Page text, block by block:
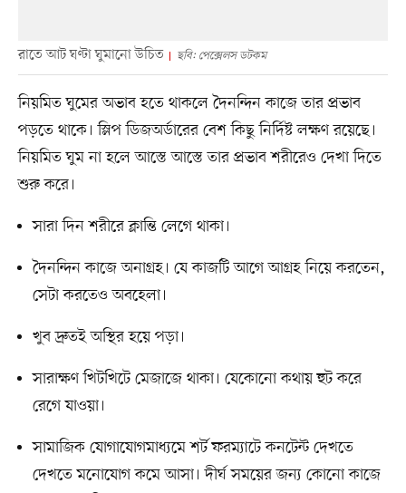
রাতে আট ঘণ্টা ঘুমানো উচিত ছবি: পেক্সেলস ডটকম
নিয়মিত ঘুমের অভাব হতে থাকলে দৈনন্দিন কাজে তার প্রভাব
পড়তে থাকে। স্লিপ ডিজঅর্ডারের বেশ কিছু নির্দিষ্ট লক্ষণ রয়েছে।
নিয়মিত ঘুম না হলে আস্তে আস্তে তার প্রভাব শরীরেও দেখা দিতে
শুরু করে।
সারা দিন শরীরে ক্লান্তি লেগে থাকা।
দৈনন্দিন কাজে অনাগ্রহ। যে কাজটি আগে আগ্রহ নিয়ে করতেন,
সেটা করতেও অবহেলা।
খুব দ্রুতই অস্থির হয়ে পড়া।
সারাক্ষণ খিটখিটে মেজাজে থাকা। যেকোনো কথায় হুট করে
রেগে যাওয়া।
সামাজিক যোগাযোগমাধ্যমে শর্ট ফরম্যাটে কনটেন্ট দেখতে
দেখতে মনোযোগ কমে আসা। দীর্ঘ সময়ের জন্য কোনো কাজে